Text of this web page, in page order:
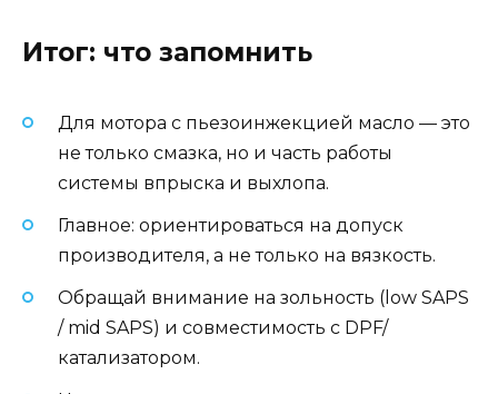
Итог: что запомнить
Для мотора с пьезоинжекцией масло — это
не только смазка, но и часть работы
системы впрыска и выхлопа.
Главное: ориентироваться на допуск
производителя, а не только на вязкость.
Обращай внимание на зольность (low SAPS
/ mid SAPS) и совместимость с DPF/
катализатором.